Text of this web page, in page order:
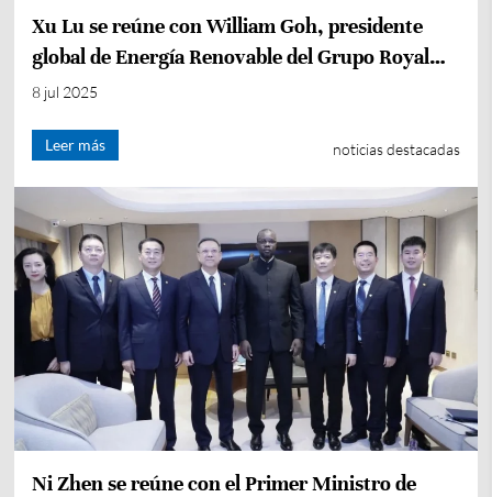
Xu Lu se reúne con William Goh, presidente
global de Energía Renovable del Grupo Royal
Golden Eagle de Singapur
8 jul 2025
Leer más noticias destacadas
Ni Zhen se reúne con el Primer Ministro de